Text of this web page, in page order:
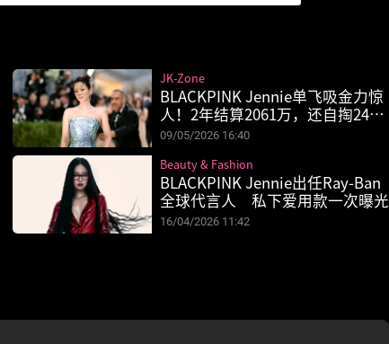
BLACKPINK Jennie单飞吸金力惊
人！2年结算2061万，还自掏247
万借公司
JK-Zone
09/05/2026 16:40
BLACKPINK Jennie出任Ray-Ban
全球代言人 私下爱用款一次曝光
Beauty & Fashion
16/04/2026 11:42